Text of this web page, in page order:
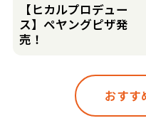
【ヒカルプロデュー
ス】ペヤングピザ発
売！
おすす